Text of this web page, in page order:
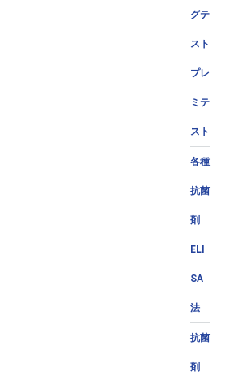
グテ
スト
プレ
ミテ
スト
各種
抗菌
剤
ELI
SA
法
抗菌
剤